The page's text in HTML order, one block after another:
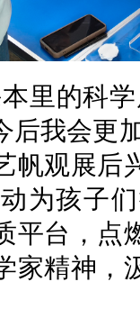
里的科
后我会更
帆观展后
为孩子
平台，点
家精神，